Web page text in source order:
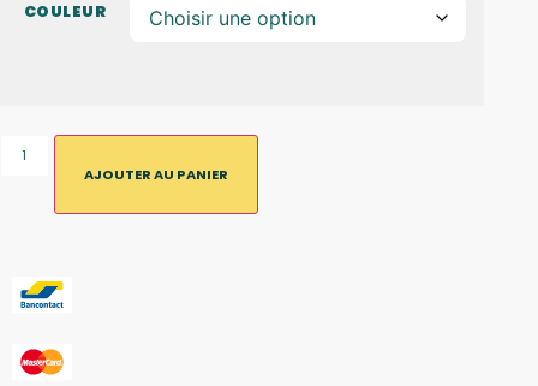
COULEUR
AJOUTER AU PANIER